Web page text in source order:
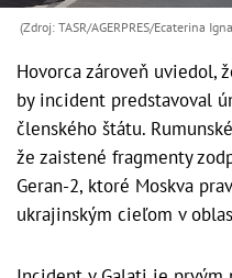
(Zdroj: TASR/AGERPRES/Ecaterina
Hovorca zároveň uviedol,
by incident predstavoval
členského štátu.
že zaistené fragmenty
Geran-2, ktoré Moskva
ukrajinským cieľom v